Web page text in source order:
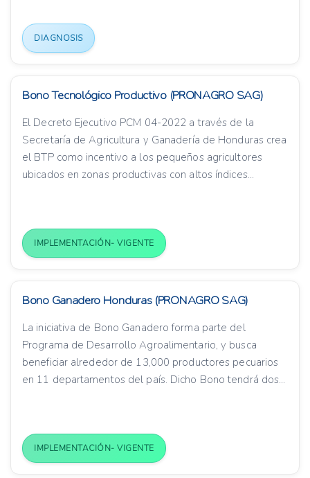
DIAGNOSIS
Bono Tecnológico Productivo (PRONAGRO SAG)
El Decreto Ejecutivo PCM 04-2022 a través de la
Secretaría de Agricultura y Ganadería de Honduras crea
el BTP como incentivo a los pequeños agricultores
ubicados en zonas productivas con altos índices...
IMPLEMENTACIÓN- VIGENTE
Bono Ganadero Honduras (PRONAGRO SAG)
La iniciativa de Bono Ganadero forma parte del
Programa de Desarrollo Agroalimentario, y busca
beneficiar alrededor de 13,000 productores pecuarios
en 11 departamentos del país. Dicho Bono tendrá dos...
IMPLEMENTACIÓN- VIGENTE